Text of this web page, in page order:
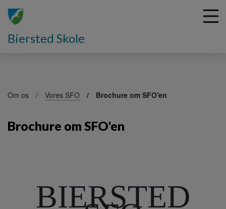
Biersted Skole
Om os Vores SFO Brochure om SFO'en
Brochure om SFO'en
BIERSTED